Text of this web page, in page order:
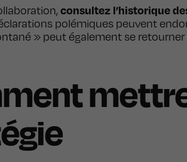
consultez l’historique
polémiques peuvent
» peut également se